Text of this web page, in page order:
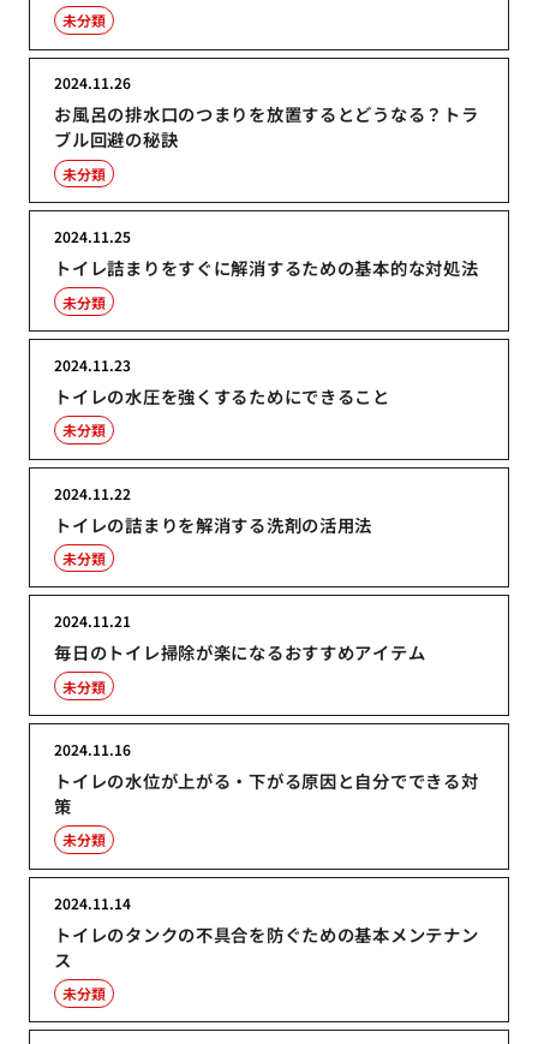
未分類
お風呂の排水口のつまりを放置するとどうなる？トラ
ブル回避の秘訣
2024.11.26
未分類
トイレ詰まりをすぐに解消するための基本的な対処法
2024.11.25
未分類
トイレの水圧を強くするためにできること
2024.11.23
未分類
トイレの詰まりを解消する洗剤の活用法
2024.11.22
未分類
毎日のトイレ掃除が楽になるおすすめアイテム
2024.11.21
未分類
トイレの水位が上がる・下がる原因と自分でできる対
策
2024.11.16
未分類
トイレのタンクの不具合を防ぐための基本メンテナン
ス
2024.11.14
未分類